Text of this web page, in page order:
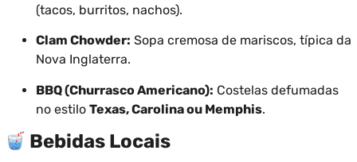
(tacos, burritos, nachos).
Clam Chowder: Sopa cremosa de mariscos, típica da
Nova Inglaterra.
BBQ (Churrasco Americano): Costelas defumadas
no estilo Texas, Carolina ou Memphis.
Bebidas Locais